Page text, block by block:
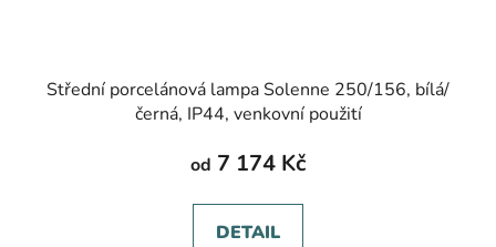
Střední porcelánová lampa Solenne 250/156, bílá/
černá, IP44, venkovní použití
od 7 174 Kč
DETAIL